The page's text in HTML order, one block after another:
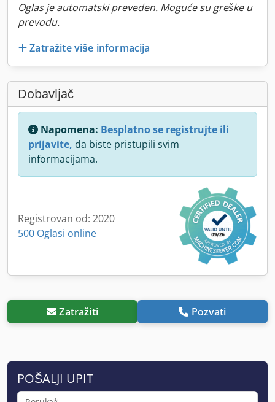
Oglas je automatski preveden. Moguće su greške u
prevodu.
Zatražite više informacija
Dobavljač
Napomena: Besplatno se registrujte ili
prijavite, da biste pristupili svim
informacijama.
Registrovan od: 2020
500 Oglasi online
Zatražiti Pozvati
POŠALJI UPIT